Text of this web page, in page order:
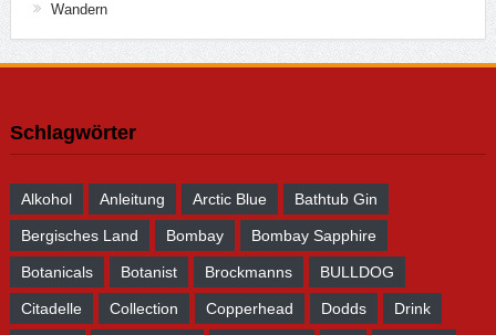
Wandern
Schlagwörter
Alkohol Anleitung Arctic Blue Bathtub Gin
Bergisches Land Bombay Bombay Sapphire
Botanicals Botanist Brockmanns BULLDOG
Citadelle Collection Copperhead Dodds Drink